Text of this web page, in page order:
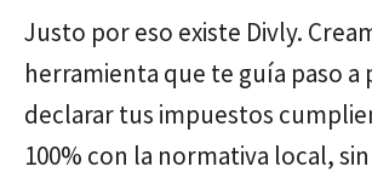
Justo por eso existe Divly.
herramienta que te guía paso a
declarar tus impuestos
100% con la normativa local,